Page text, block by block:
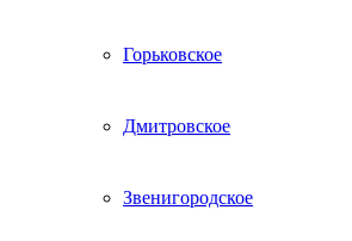
Горьковское
Дмитровское
Звенигородское